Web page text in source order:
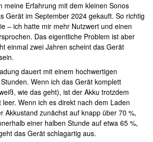
meine Erfahrung mit dem kleinen Sonos
Gerät im September 2024 gekauft. So richtig
– ich hatte mir mehr Nutzwert und einen
Das eigentliche Problem ist aber
einmal zwei Jahren scheint das Gerät
dauert mit einem hochwertigen
Wenn ich das Gerät komplett
wie das geht), ist der Akku trotzdem
Wenn ich es direkt nach dem Laden
Akkustand zunächst auf knapp über 70 %,
einer halben Stunde auf etwa 65 %,
das Gerät schlagartig aus.